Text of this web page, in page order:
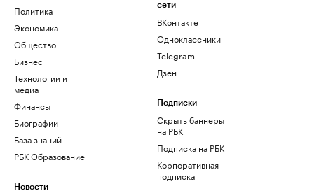
Политика
Экономика
Общество
Бизнес
Технологии и
медиа
Финансы
Биографии
База знаний
РБК Образование
Новости
сети
ВКонтакте
Одноклассники
Telegram
Дзен
Подписки
Скрыть баннеры
на РБК
Подписка на РБК
Корпоративная
подписка